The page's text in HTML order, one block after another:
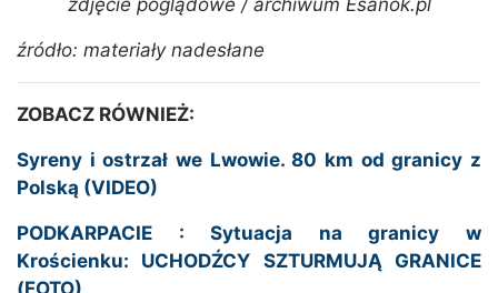
źródło: materiały nadesłane
ZOBACZ RÓWNIEŻ:
Syreny i ostrzał we Lwowie. 80 km od granicy z
Polską (VIDEO)
PODKARPACIE : Sytuacja na granicy w
Krościenku: UCHODŹCY SZTURMUJĄ GRANICE
(FOTO)